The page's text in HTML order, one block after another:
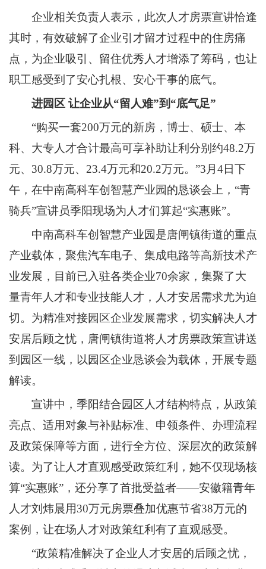
企业相关负责人表示，此次人才房票宣讲恰逢
其时，有效破解了企业引才留才过程中的住房痛
点，为企业吸引、留住优秀人才增添了筹码，也让
职工感受到了安心扎根、安心干事的底气。
进园区 让企业从“留人难”到“底气足”
“购买一套200万元的新房，博士、硕士、本
科、大专人才合计最高可享补助让利分别约48.2万
元、30.8万元、23.4万元和20.2万元。”3月4日下
午，在中南高科车创智慧产业园的恳谈会上，“青
骑兵”宣讲员季阳现场为人才们算起“实惠账”。
中南高科车创智慧产业园是唐闸镇街道的重点
产业载体，聚焦汽车电子、集成电路等高新技术产
业发展，目前已入驻各类企业70余家，集聚了大
量青年人才和专业技能人才，人才安居需求尤为迫
切。为精准对接园区企业发展需求，切实解决人才
安居后顾之忧，唐闸镇街道将人才房票政策宣讲送
到园区一线，以园区企业恳谈会为载体，开展专题
解读。
宣讲中，季阳结合园区人才结构特点，从政策
亮点、适用对象与补贴标准、申领条件、办理流程
及政策保障等方面，进行全方位、深层次的政策解
读。为了让人才直观感受政策红利，她不仅现场核
算“实惠账”，还分享了首批受益者——安徽籍青年
人才刘炜晨用30万元房票叠加优惠节省38万元的
案例，让在场人才对政策红利有了直观感受。
“政策精准解决了企业人才安居的后顾之忧，